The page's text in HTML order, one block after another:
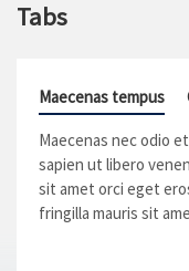
Tabs
Maecenas tempus
Maecenas nec odio
sapien ut libero
sit amet orci eget
fringilla mauris sit